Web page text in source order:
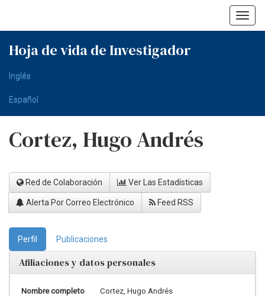
Hoja de vida de Investigador
Inglés
Español
Cortez, Hugo Andrés
Red de Colaboración Ver Las Estadísticas
Alerta Por Correo Electrónico Feed RSS
Perfil Publicaciones
Afiliaciones y datos personales
Nombre completo Cortez, Hugo Andrés